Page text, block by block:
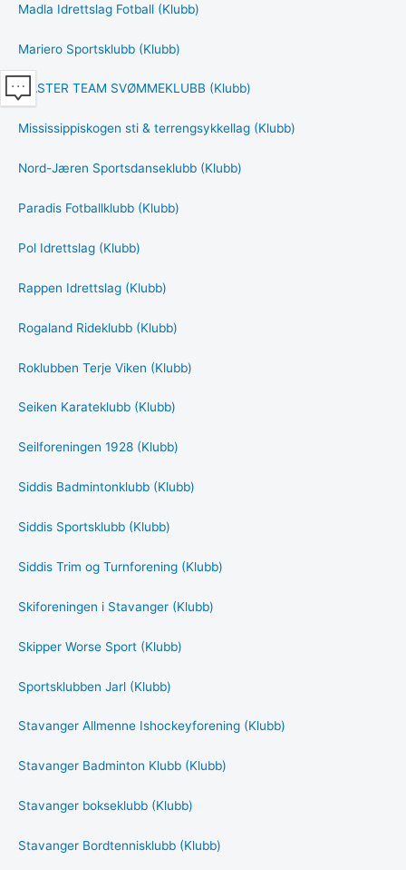
Madla Idrettslag Fotball (Klubb)
Mariero Sportsklubb (Klubb)
MASTER TEAM SVØMMEKLUBB (Klubb)
Mississippiskogen sti & terrengsykkellag (Klubb)
Nord-Jæren Sportsdanseklubb (Klubb)
Paradis Fotballklubb (Klubb)
Pol Idrettslag (Klubb)
Rappen Idrettslag (Klubb)
Rogaland Rideklubb (Klubb)
Roklubben Terje Viken (Klubb)
Seiken Karateklubb (Klubb)
Seilforeningen 1928 (Klubb)
Siddis Badmintonklubb (Klubb)
Siddis Sportsklubb (Klubb)
Siddis Trim og Turnforening (Klubb)
Skiforeningen i Stavanger (Klubb)
Skipper Worse Sport (Klubb)
Sportsklubben Jarl (Klubb)
Stavanger Allmenne Ishockeyforening (Klubb)
Stavanger Badminton Klubb (Klubb)
Stavanger bokseklubb (Klubb)
Stavanger Bordtennisklubb (Klubb)